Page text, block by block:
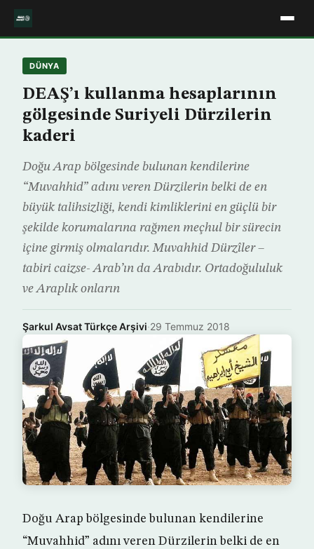
DÜNYA
DEAŞ’ı kullanma hesaplarının
gölgesinde Suriyeli Dürzilerin
kaderi
Doğu Arap bölgesinde bulunan kendilerine
“Muvahhid” adını veren Dürzilerin belki de en
büyük talihsizliği, kendi kimliklerini en güçlü bir
şekilde korumalarına rağmen meçhul bir sürecin
içine girmiş olmalarıdır. Muvahhid Dürzîler –
tabiri caizse- Arab’ın da Arabıdır. Ortadoğululuk
ve Araplık onların
Şarkul Avsat Türkçe Arşivi·29 Temmuz 2018
Doğu Arap bölgesinde bulunan kendilerine
“Muvahhid” adını veren Dürzilerin belki de en